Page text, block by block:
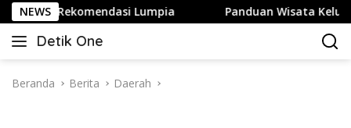
Langsung
ke
konten
NEWS Lumpia Panduan Wisata Keluarga ke Kota
Detik One
Tajam
Fakta
Beranda Berita Daerah